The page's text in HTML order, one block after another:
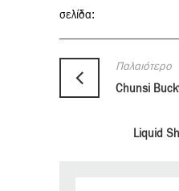
σελίδα:
Παλαιότερο
Liquid